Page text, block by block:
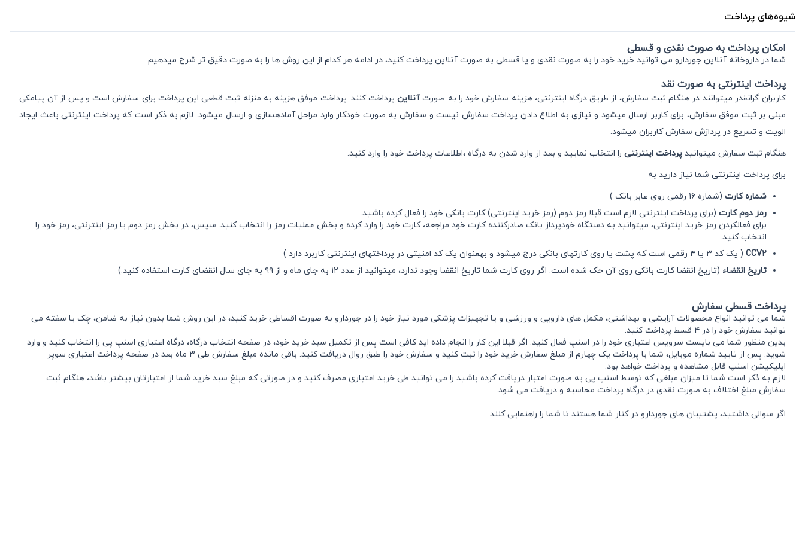
شیوه‌های پرداخت
امکان پرداخت به صورت نقدی و قسطی
شما در داروخانه آنلاین جوردارو می توانید خرید خود را به صورت نقدی و یا قسطی به صورت آنلاین پرداخت کنید، در ادامه هر کدام از این روش ها را به صورت دقیق تر شرح میدهیم.
پرداخت اینترنتی به صورت نقد
کاربران گرانقدر میتوانند در هنگام ثبت سفارش، از طریق درگاه اینترنتی، هزینه سفارش خود را به صورتآنلاینپرداخت کنند. پرداخت موفق هزینه به منزله ثبت قطعی این پرداخت برای سفارش است و پس از آن پیامکی
مبنی بر ثبت موفق سفارش، برای کاربر ارسال میشود و نیازی به اطلاع دادن پرداخت سفارش نیست و سفارش به صورت خودکار وارد مراحل آمادهسازی و ارسال می‏شود. لازم به ذکر است که پرداخت اینترنتی باعث ایجاد
الویت و تسریع در پردازش سفارش کاربران میشود.
هنگام ثبت سفارش میتوانید پرداخت اینترنتی را انتخاب نمایید و بعد از وارد شدن به درگاه ،اطلاعات پرداخت خود را وارد کنید.
برای پرداخت اینترنتی شما نیاز دارید به
شماره کارت (شماره 16 رقمی روی عابر بانک )
رمز دوم کارت (برای پرداخت اینترنتی لازم است قبلا رمز دوم (رمز خرید اینترنتی) کارت بانکی خود را فعال کرده باشید.
برای فعالکردن رمز خرید اینترنتی، می‏توانید به دستگاه خودپرداز بانک صادرکننده کارت خود مراجعه، کارت خود را وارد کرده و بخش عملیات رمز را انتخاب کنید. سپس، در بخش رمز دوم یا رمز اینترنتی، رمز خود را
انتخاب کنید.
CCV2 ( یک کد ۳ یا ۴ رقمی است که پشت یا روی کارتهای بانکی درج میشود و بهعنوان یک کد امنیتی در پرداختهای اینترنتی کاربرد دارد )
تاریخ انقضاء (تاریخ انقضا کارت بانکی روی آن حک شده است. اگر روی کارت شما تاریخ انقضا وجود ندارد، می‏توانید از عدد ۱۲ به جای ماه و از ۹۹ به جای سال انقضای کارت استفاده کنید.)
پرداخت قسطی سفارش
شما می توانید انواع محصولات آرایشی و بهداشتی، مکمل های دارویی و ورزشی و یا تجهیزات پزشکی مورد نیاز خود را در جوردارو به صورت اقساطی خرید کنید، در این روش شما بدون نیاز به ضامن، چک یا سفته می
توانید سفارش خود را در 4 قسط پرداخت کنید.
بدین منظور شما می بایست سرویس اعتباری خود را در اسنپ فعال کنید. اگر قبلا این کار را انجام داده اید کافی است پس از تکمیل سبد خرید خود، در صفحه انتخاب درگاه، درگاه اعتباری اسنپ پی را انتخاب کنید و وارد
شوید. پس از تایید شماره موبایل، شما با پرداخت یک چهارم از مبلغ سفارش خرید خود را ثبت کنید و سفارش خود را طبق روال دریافت کنید. باقی مانده مبلغ سفارش طی 3 ماه بعد در صفحه پرداخت اعتباری سوپر
اپلیکیشن اسنپ قابل مشاهده و پرداخت خواهد بود.
لازم به ذکر است شما تا میزان مبلغی که توسط اسنپ پی به صورت اعتبار دریافت کرده باشید را می توانید طی خرید اعتباری مصرف کنید و در صورتی که مبلغ سبد خرید شما از اعتبارتان بیشتر باشد، هنگام ثبت
سفارش مبلغ اختلاف به صورت نقدی در درگاه پرداخت محاسبه و دریافت می شود.
اگر سوالی داشتید، پشتیبان های جوردارو در کنار شما هستند تا شما را راهنمایی کنند.